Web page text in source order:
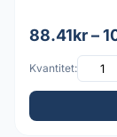
88.41kr –
Kvantitet: